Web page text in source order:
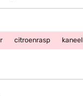
citroenrasp kaneel